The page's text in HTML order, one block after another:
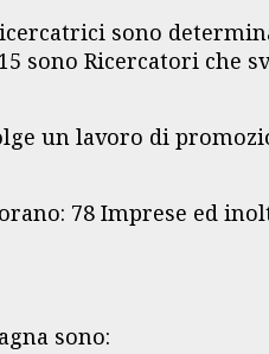
sono
sono Ricercatori
un lavoro di
78 Imprese ed
sono: